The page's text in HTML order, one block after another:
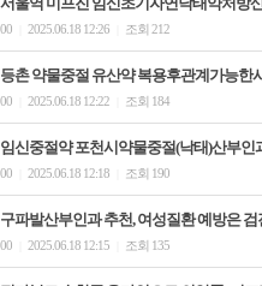
00 2025.06.18 12:26 조회 212
등촌 약물중절 유산약 복용후관계가능한
00 2025.06.18 12:22 조회 184
임신중절약 포천시약물중절(낙태)산부
00 2025.06.18 12:18 조회 190
구파발산부인과 추천, 여성질환 예방은
00 2025.06.18 12:15 조회 135